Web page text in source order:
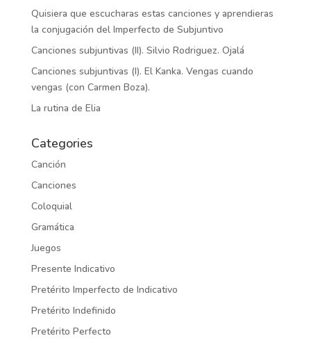
Quisiera que escucharas estas canciones y aprendieras
la conjugación del Imperfecto de Subjuntivo
Canciones subjuntivas (II). Silvio Rodriguez. Ojalá
Canciones subjuntivas (I). El Kanka. Vengas cuando
vengas (con Carmen Boza).
La rutina de Elia
Categories
Canción
Canciones
Coloquial
Gramática
Juegos
Presente Indicativo
Pretérito Imperfecto de Indicativo
Pretérito Indefinido
Pretérito Perfecto